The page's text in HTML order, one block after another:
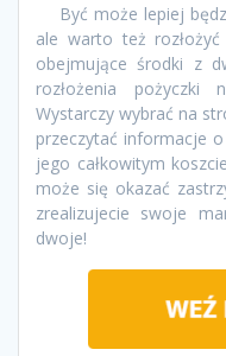
Być może lepiej
ale warto też
obejmujące środki z
rozłożenia pożyczki
Wystarczy wybrać na
przeczytać informacje
jego całkowitym
może się okazać
zrealizujecie swoje
dwoje!